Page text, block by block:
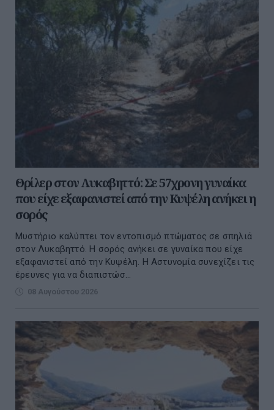
Θρίλερ στον Λυκαβηττό: Σε 57χρονη γυναίκα
που είχε εξαφανιστεί από την Κυψέλη ανήκει η
σορός
Μυστήριο καλύπτει τον εντοπισμό πτώματος σε σπηλιά
στον Λυκαβηττό. Η σορός ανήκει σε γυναίκα που είχε
εξαφανιστεί από την Κυψέλη. Η Αστυνομία συνεχίζει τις
έρευνες για να διαπιστώσ...
08 Αυγούστου 2026